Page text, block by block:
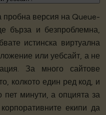
пробна версия на Queue-
бърза и безпроблемна,
истинска виртуална
или уебсайт, а не
За много сайтове
колкото един ред код, и
минути, а опцията за
екипи да